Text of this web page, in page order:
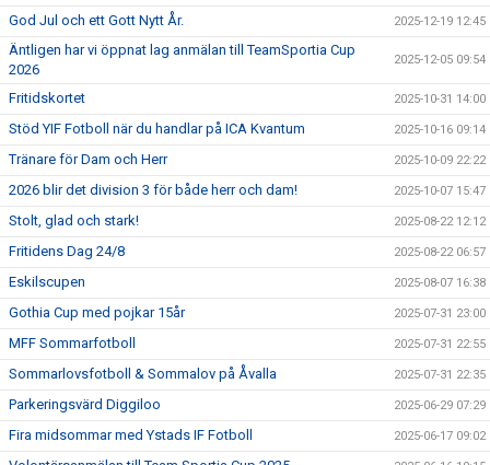
God Jul och ett Gott Nytt År. 2025-12-19 12:45
Äntligen har vi öppnat lag anmälan till TeamSportia Cup
2026
2025-12-05 09:54
Fritidskortet 2025-10-31 14:00
Stöd YIF Fotboll när du handlar på ICA Kvantum 2025-10-16 09:14
Tränare för Dam och Herr 2025-10-09 22:22
2026 blir det division 3 för både herr och dam! 2025-10-07 15:47
Stolt, glad och stark! 2025-08-22 12:12
Fritidens Dag 24/8 2025-08-22 06:57
Eskilscupen 2025-08-07 16:38
Gothia Cup med pojkar 15år 2025-07-31 23:00
MFF Sommarfotboll 2025-07-31 22:55
Sommarlovsfotboll & Sommalov på Åvalla 2025-07-31 22:35
Parkeringsvärd Diggiloo 2025-06-29 07:29
Fira midsommar med Ystads IF Fotboll 2025-06-17 09:02